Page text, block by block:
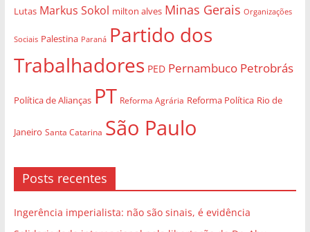
Lutas Markus Sokol milton alves Minas Gerais Organizações
Sociais Palestina Paraná Partido dos
Trabalhadores PED Pernambuco Petrobrás
Política de Alianças PT Reforma Agrária Reforma Política Rio de
Janeiro Santa Catarina São Paulo
Posts recentes
Ingerência imperialista: não são sinais, é evidência